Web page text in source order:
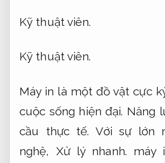
Kỹ thuật viên.
Kỹ thuật viên.
Máy in là một đồ vật cực
cuộc sống hiện đại. Năng
cầu thực tế. Với sự lớn
nghệ, Xử lý nhanh. máy